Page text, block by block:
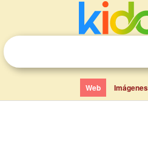
Web Imágenes